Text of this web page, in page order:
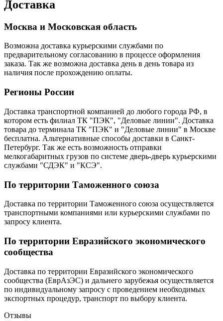
Доставка
Москва и Московская область
Возможна доставка курьерскими службами по
предварительному согласованию в процессе оформления
заказа. Так же возможна доставка день в день товара из
наличия после прохождению оплаты.
Регионы России
Доставка транспортной компанией до любого города РФ, в
котором есть филиал ТК "ПЭК", "Деловые линии". Доставка
товара до терминала ТК "ПЭК" и "Деловые линии" в Москве
бесплатна. Альтернативные способы доставки в Санкт-
Петербург. Так же есть возможность отправки
мелкогабаритных грузов по системе дверь-дверь курьерскими
службами "СДЭК" и "КСЭ".
По территории Таможенного союза
Доставка по территории Таможенного союза осуществляется
транспортными компаниями или курьерскими службами по
запросу клиента.
По территории Евразийского экономического
сообщества
Доставка по территории Евразийского экономического
сообщества (ЕврАзЭС) и дальнего зарубежья осуществляется
по индивидуальному запросу с проведением необходимых
экспортных процедур, транспорт по выбору клиента.
Отзывы